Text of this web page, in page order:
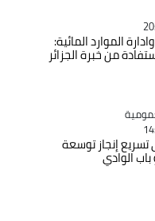
الموارد المائية:
من خبرة الجزائر
إنجاز توسعة
الوادي